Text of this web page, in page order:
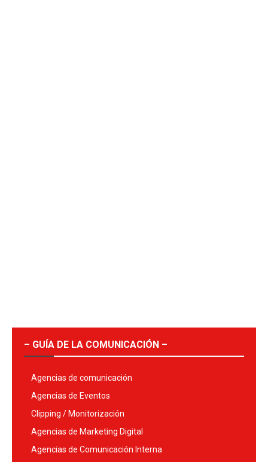
– GUÍA DE LA COMUNICACIÓN –
Agencias de comunicación
Agencias de Eventos
Clipping / Monitorización
Agencias de Marketing Digital
Agencias de Comunicación Interna